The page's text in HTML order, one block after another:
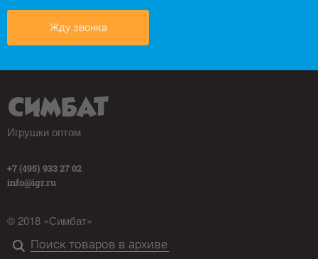
Жду звонка
Игрушки оптом
+7 (495) 933 27 02
info@igr.ru
© 2018 «Симбат»